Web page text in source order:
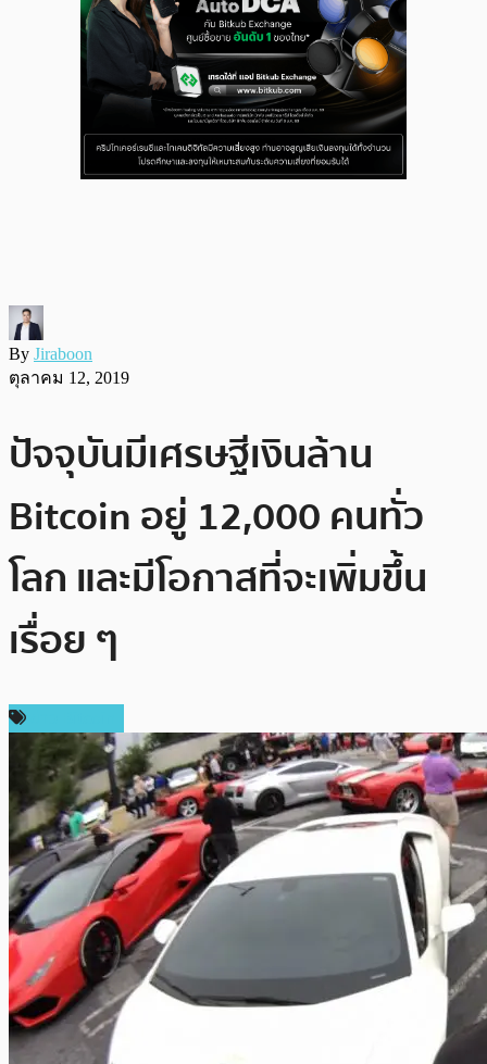
By Jiraboon
ตุลาคม 12, 2019
ปัจจุบันมีเศรษฐีเงินล้าน
Bitcoin อยู่ 12,000 คนทั่ว
โลก และมีโอกาสที่จะเพิ่มขึ้น
เรื่อย ๆ